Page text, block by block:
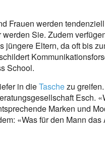
Frauen werden
Sie. Zudem
jüngere Eltern, da oft bis
School.
in dieTaschezu
Esch.
Marken und
«Was für den Mann das